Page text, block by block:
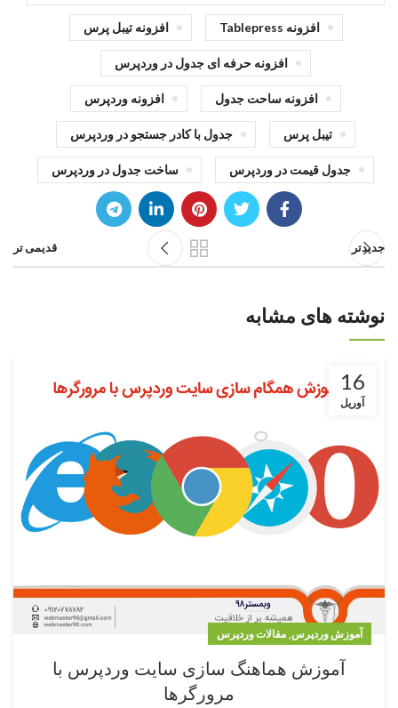
افزونه Tablepress افزونه تیبل پرس
افزونه حرفه ای جدول در وردپرس
افزونه ساحت جدول افزونه وردپرس
تیبل پرس جدول با کادر جستجو در وردپرس
جدول قیمت در وردپرس ساخت جدول در وردپرس
جدیدتر قدیمی تر
نوشته های مشابه
16
آوریل
آموزش وردپرس, مقالات وردپرس
آموزش هماهنگ سازی سایت وردپرس با
مرورگرها